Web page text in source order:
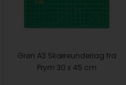
Grøn A3 Skæreunderlag fra
Prym 30 x 45 cm